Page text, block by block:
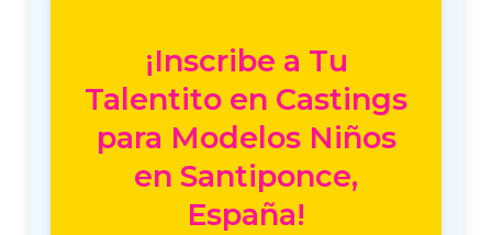
¡Inscribe a Tu
Talentito en Castings
para Modelos Niños
en Santiponce,
España!